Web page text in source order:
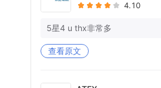
问候
阿比谢克
4.10
5星4 u thx非常多
查看原文